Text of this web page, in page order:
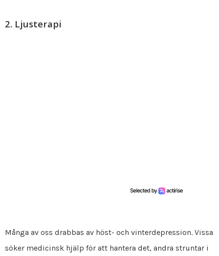
2. Ljusterapi
Många av oss drabbas av höst- och vinterdepression. Vissa
söker medicinsk hjälp för att hantera det, andra struntar i